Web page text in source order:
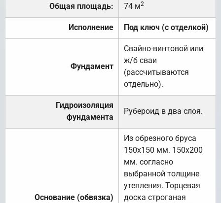
Общая площадь: 74 м2
Исполнение Под ключ (с отделкой)
Фундамент
Свайно-винтовой или
ж/б сваи
(рассчитываются
отдельно).
Гидроизоляция
фундамента
Рубероид в два слоя.
Основание (обвязка)
Из обрезного бруса
150х150 мм. 150х200
мм. согласно
выбранной толщине
утепления. Торцевая
доска строганая